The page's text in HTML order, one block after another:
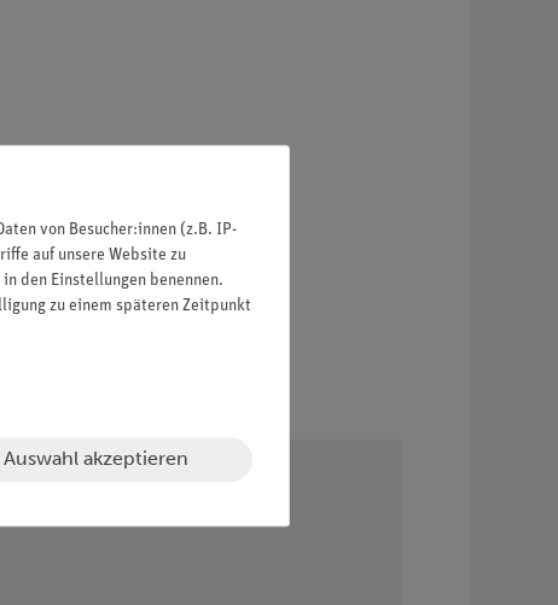
von Besucher:innen (z.B. IP-
auf unsere Website zu
den Einstellungen benennen.
zu einem späteren Zeitpunkt
Auswahl akzeptieren